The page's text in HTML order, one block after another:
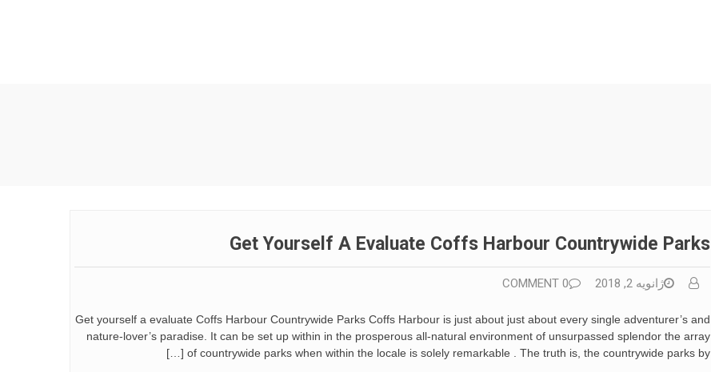
Get Yourself A Evaluate Coffs Harbour Countrywide Parks
ژانویه 2, 2018 0 COMMENT
Get yourself a evaluate Coffs Harbour Countrywide Parks Coffs Harbour is just about just about every single adventurer’s and
nature-lover’s paradise. It can be set up within in the prosperous all-natural environment of unsurpassed splendor the array
of countrywide parks when within the locale is solely remarkable . The truth is, the countrywide parks by […]